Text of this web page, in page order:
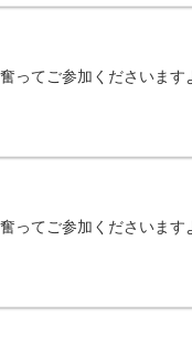
ってご参加くださいます
ってご参加くださいます